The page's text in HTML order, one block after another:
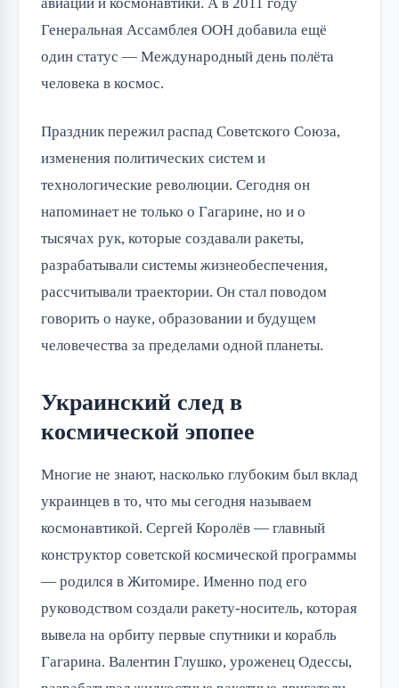
Генеральная Ассамблея ООН добавила ещё
один статус — Международный день полёта
человека в космос.
Праздник пережил распад Советского Союза,
изменения политических систем и
технологические революции. Сегодня он
напоминает не только о Гагарине, но и о
тысячах рук, которые создавали ракеты,
разрабатывали системы жизнеобеспечения,
рассчитывали траектории. Он стал поводом
говорить о науке, образовании и будущем
человечества за пределами одной планеты.
Украинский след в
космической эпопее
Многие не знают, насколько глубоким был вклад
украинцев в то, что мы сегодня называем
космонавтикой. Сергей Королёв — главный
конструктор советской космической программы
— родился в Житомире. Именно под его
руководством создали ракету-носитель, которая
вывела на орбиту первые спутники и корабль
Гагарина. Валентин Глушко, уроженец Одессы,